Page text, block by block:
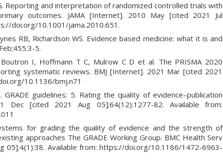
Reporting and interpretation of randomized controlled trials with
outcomes. JAMA [Internet]. 2010 May [cited 2021 Jul
doi.org/10.1001/jama.2010.651.
RB, Richardson WS. Evidence based medicine: what it is and
5.
I, Hoffmann T C, Mulrow C D et al. The PRISMA 2020
systematic reviews. BMJ [Internet]. 2021 Mar [cited 2021
10.1136/bmj.n71
guidelines: 5. Rating the quality of evidence–publication
Dec [cited 2021 Aug 05];64(12):1277-82. Available from:
for grading the quality of evidence and the strength of
approaches The GRADE Working Group. BMC Health Serv
05];4(1):38. Available from: https://doi.org/10.1186/1472-6963-